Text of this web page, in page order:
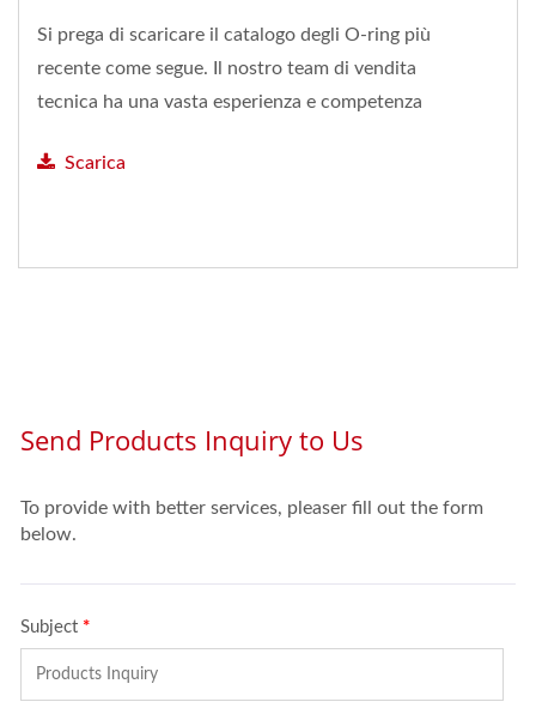
Si prega di scaricare il catalogo degli O-ring più
recente come segue. Il nostro team di vendita
tecnica ha una vasta esperienza e competenza
Scarica